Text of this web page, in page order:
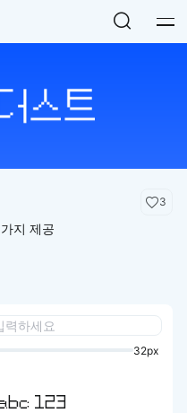
3
지 제공
32px
abc 123